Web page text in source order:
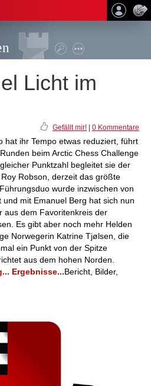
Licht im
Gefällt mir! 0 Kommentare
hat ihr Tempo etwas reduziert, führt
beim Arctic Chess Challenge
Punktzahl begleitet sie der
Robson, derzeit das größte
wurde inzwischen von
mit Emanuel Berg hat sich nun
aus dem Favoritenkreis der
Es gibt aber noch mehr Helden
Norwegerin Katrine Tjølsen, die
ein Punkt von der Spitze
aus dem hohen Norden.
Ergebnisse...Bericht, Bilder,